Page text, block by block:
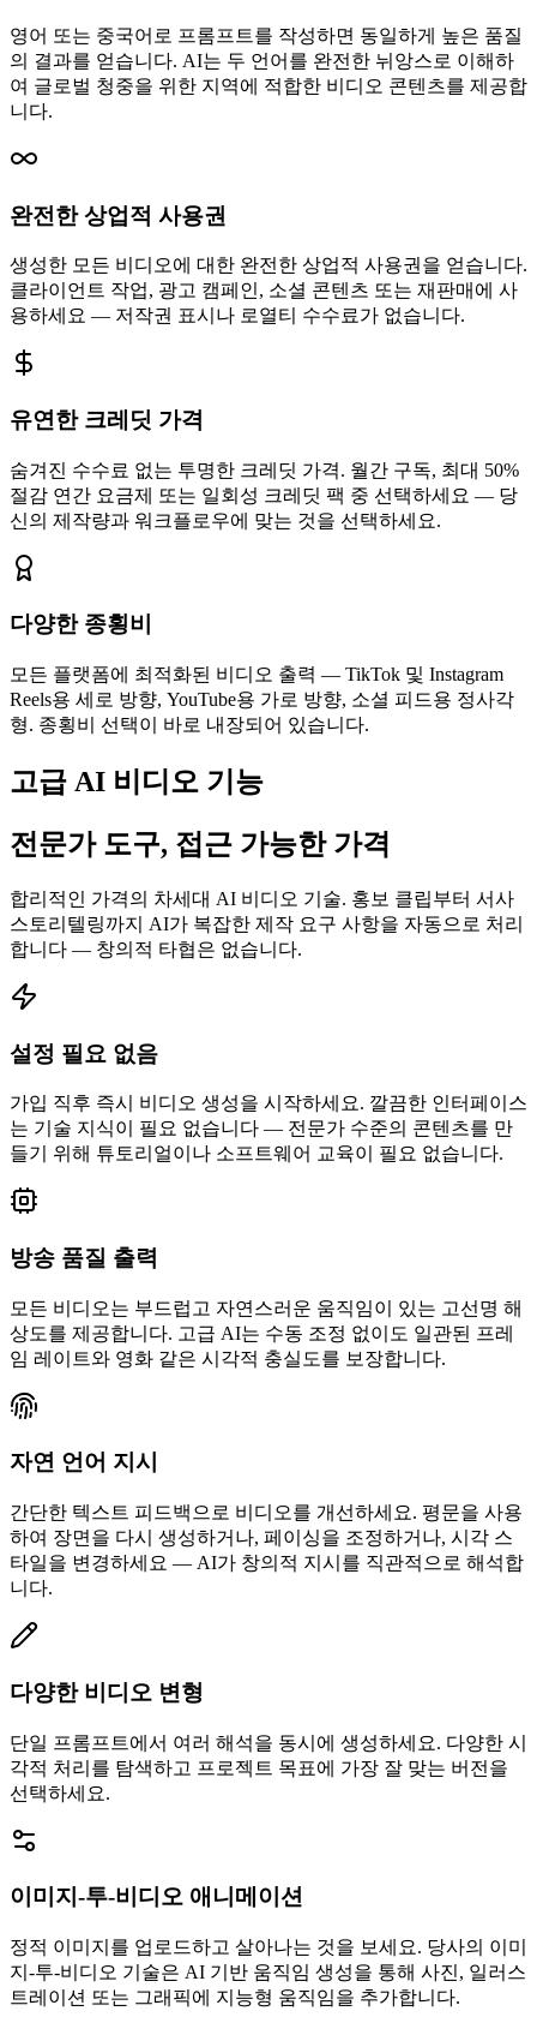
영어 또는 중국어로 프롬프트를 작성하면 동일하게 높은 품질
의 결과를 얻습니다. AI는 두 언어를 완전한 뉘앙스로 이해하
여 글로벌 청중을 위한 지역에 적합한 비디오 콘텐츠를 제공합
니다.
완전한 상업적 사용권
생성한 모든 비디오에 대한 완전한 상업적 사용권을 얻습니다.
클라이언트 작업, 광고 캠페인, 소셜 콘텐츠 또는 재판매에 사
용하세요 — 저작권 표시나 로열티 수수료가 없습니다.
유연한 크레딧 가격
숨겨진 수수료 없는 투명한 크레딧 가격. 월간 구독, 최대 50%
절감 연간 요금제 또는 일회성 크레딧 팩 중 선택하세요 — 당
신의 제작량과 워크플로우에 맞는 것을 선택하세요.
다양한 종횡비
모든 플랫폼에 최적화된 비디오 출력 — TikTok 및 Instagram
Reels용 세로 방향, YouTube용 가로 방향, 소셜 피드용 정사각
형. 종횡비 선택이 바로 내장되어 있습니다.
고급 AI 비디오 기능
전문가 도구, 접근 가능한 가격
합리적인 가격의 차세대 AI 비디오 기술. 홍보 클립부터 서사
스토리텔링까지 AI가 복잡한 제작 요구 사항을 자동으로 처리
합니다 — 창의적 타협은 없습니다.
설정 필요 없음
가입 직후 즉시 비디오 생성을 시작하세요. 깔끔한 인터페이스
는 기술 지식이 필요 없습니다 — 전문가 수준의 콘텐츠를 만
들기 위해 튜토리얼이나 소프트웨어 교육이 필요 없습니다.
방송 품질 출력
모든 비디오는 부드럽고 자연스러운 움직임이 있는 고선명 해
상도를 제공합니다. 고급 AI는 수동 조정 없이도 일관된 프레
임 레이트와 영화 같은 시각적 충실도를 보장합니다.
자연 언어 지시
간단한 텍스트 피드백으로 비디오를 개선하세요. 평문을 사용
하여 장면을 다시 생성하거나, 페이싱을 조정하거나, 시각 스
타일을 변경하세요 — AI가 창의적 지시를 직관적으로 해석합
니다.
다양한 비디오 변형
단일 프롬프트에서 여러 해석을 동시에 생성하세요. 다양한 시
각적 처리를 탐색하고 프로젝트 목표에 가장 잘 맞는 버전을
선택하세요.
이미지-투-비디오 애니메이션
정적 이미지를 업로드하고 살아나는 것을 보세요. 당사의 이미
지-투-비디오 기술은 AI 기반 움직임 생성을 통해 사진, 일러스
트레이션 또는 그래픽에 지능형 움직임을 추가합니다.